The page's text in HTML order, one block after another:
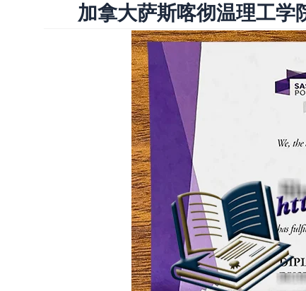
加拿大萨斯喀彻温理工